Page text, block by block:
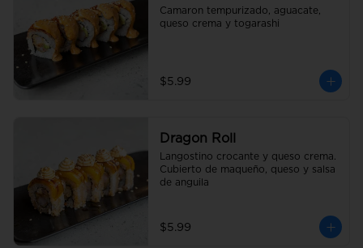
Camaron tempurizado, aguacate,
queso crema y togarashi
$5.99
Dragon Roll
Langostino crocante y queso crema.
Cubierto de maqueño, queso y salsa
de anguila
$5.99